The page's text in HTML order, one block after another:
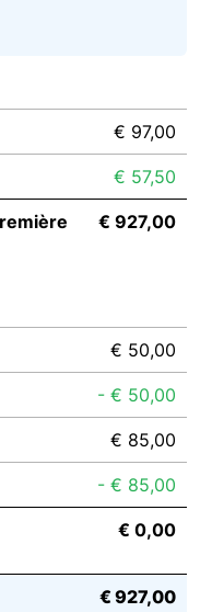
€ 97,00
€ 57,50
€ 927,00
€ 50,00
- € 50,00
€ 85,00
- € 85,00
€ 0,00
€ 927,00